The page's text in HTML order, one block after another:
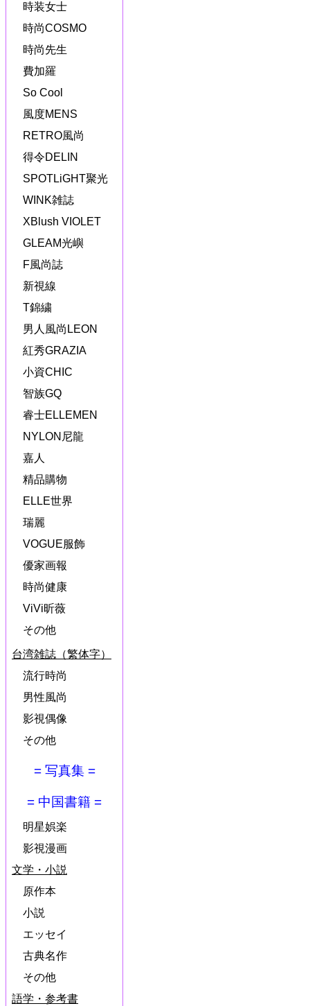
時装女士
時尚COSMO
時尚先生
費加羅
So Cool
風度MENS
RETRO風尚
得令DELIN
SPOTLiGHT聚光
WINK雑誌
XBlush VIOLET
GLEAM光嶼
F風尚誌
新視線
T錦繍
男人風尚LEON
紅秀GRAZIA
小資CHIC
智族GQ
睿士ELLEMEN
NYLON尼龍
嘉人
精品購物
ELLE世界
瑞麗
VOGUE服飾
優家画報
時尚健康
ViVi昕薇
その他
台湾雑誌（繁体字）
流行時尚
男性風尚
影視偶像
その他
= 写真集 =
= 中国書籍 =
明星娯楽
影視漫画
文学・小説
原作本
小説
エッセイ
古典名作
その他
語学・参考書